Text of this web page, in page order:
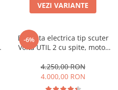
VEZI VARIANTE
-6%
Bicicleta electrica tip scuter
Volta UTIL 2 cu spite, motor
autonomie 33 km, viteza
maxima 25 km/h
4.250,00 RON
4.000,00 RON